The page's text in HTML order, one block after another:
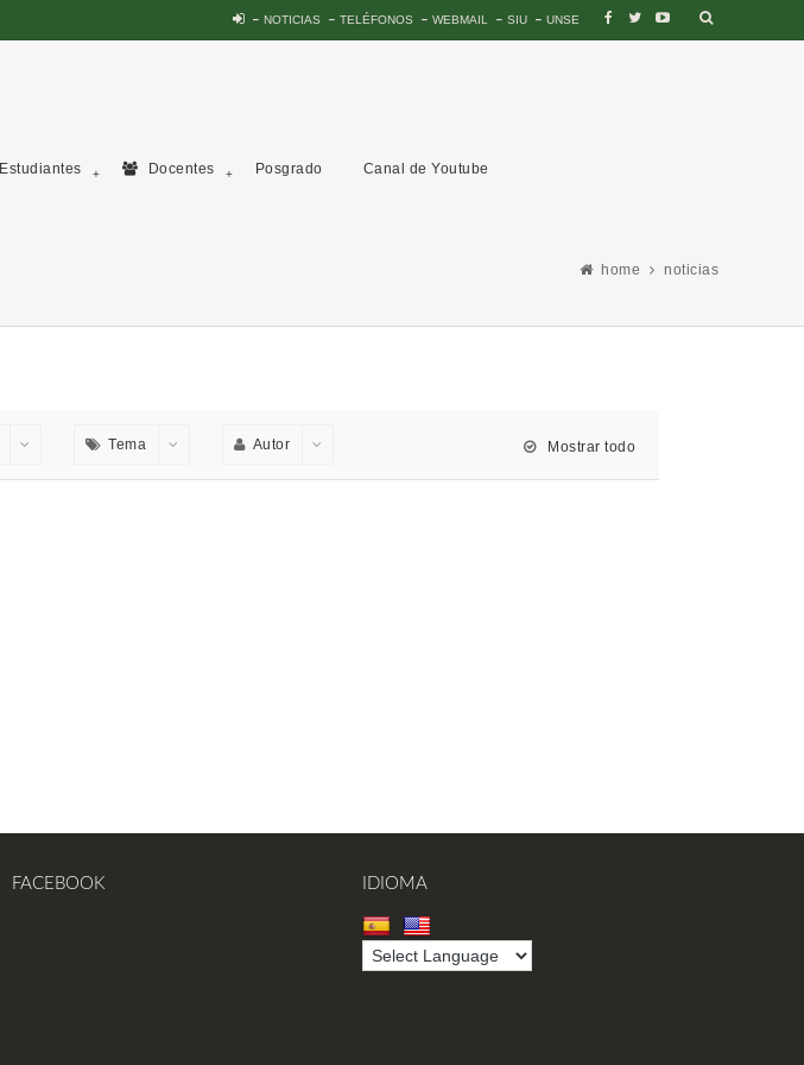
NOTICIAS TELÉFONOS WEBMAIL SIU UNSE
Estudiantes Docentes Posgrado Canal de Youtube
home noticias
Tema Autor Mostrar todo
FACEBOOK IDIOMA